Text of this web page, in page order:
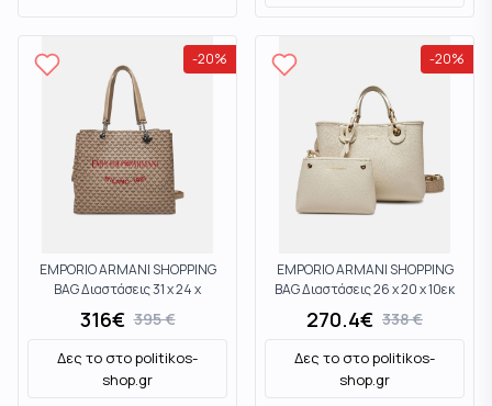
-20%
EMPORIO ARMANI SHOPPING
BAG Διαστάσεις 31 x 24 x
185εκ Y3D158YWS0EF1075
Moccasin
316€ 395€
Δες το στοpolitikos-
shop.gr
-20%
EMPORIO ARMANI SHOPPING
BAG Διαστάσεις 26 x 20 x 10εκ
EW000361AF12036M1051
Ecru
270.4€ 338€
Δες το στοpolitikos-
shop.gr